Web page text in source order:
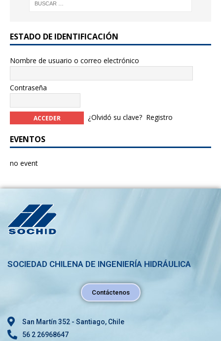
ESTADO DE IDENTIFICACIÓN
Nombre de usuario o correo electrónico
Contraseña
¿Olvidó su clave? Registro
EVENTOS
no event
SOCIEDAD CHILENA DE INGENIERÍA HIDRÁULICA
Contáctenos
San Martín 352 - Santiago, Chile
56 2 26968647